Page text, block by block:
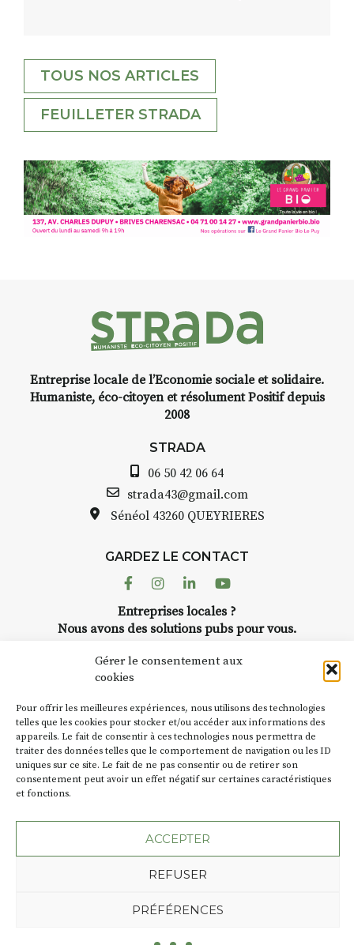
Gérer le consentement aux
cookies
Pour offrir les meilleures expériences, nous utilisons des technologies
telles que les cookies pour stocker et/ou accéder aux informations des
appareils. Le fait de consentir à ces technologies nous permettra de
traiter des données telles que le comportement de navigation ou les ID
uniques sur ce site. Le fait de ne pas consentir ou de retirer son
consentement peut avoir un effet négatif sur certaines caractéristiques
et fonctions.
ACCEPTER
REFUSER
PRÉFÉRENCES
TOUS NOS ARTICLES
FEUILLETER STRADA
Entreprise locale de l’Economie sociale et solidaire.
Humaniste, éco-citoyen et résolument Positif depuis
2008
STRADA
06 50 42 06 64
strada43@gmail.com
Sénéol 43260 QUEYRIERES
GARDEZ LE CONTACT
FacebookInstagram
LinkedinYoutube
Entreprises locales ?
Nous avons des solutions pubs pour vous.
NEWSLETTER
Suivez toute l'actu de Strada
NOUS CONTACTER
Plan du site
Mentions légales
Une création de l'Agence Oktopod